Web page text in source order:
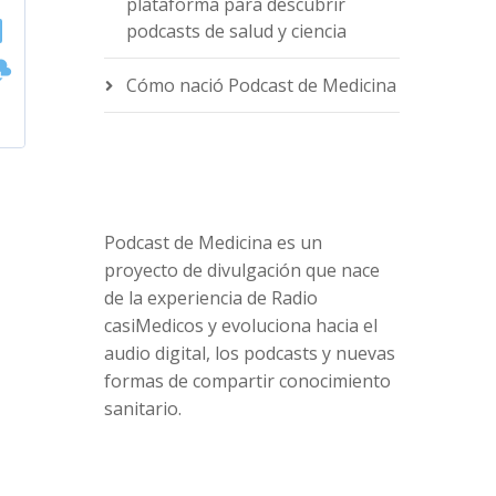
podcasts de salud y ciencia
Cómo nació Podcast de Medicina
Podcast de Medicina es un
proyecto de divulgación que nace
de la experiencia de Radio
casiMedicos y evoluciona hacia el
audio digital, los podcasts y nuevas
formas de compartir conocimiento
sanitario.